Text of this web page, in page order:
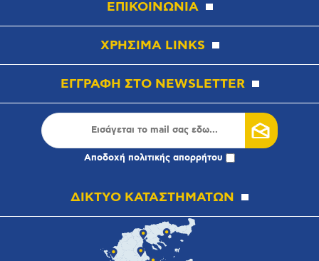
ΕΠΙΚΟΙΝΩΝΙΑ
ΧΡΗΣΙΜΑ LINKS
ΕΓΓΡΑΦΗ ΣΤΟ NEWSLETTER
Αποδοχή πολιτικής απορρήτου
ΔΙΚΤΥΟ ΚΑΤΑΣΤΗΜΑΤΩΝ